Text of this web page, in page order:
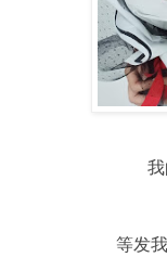
等发